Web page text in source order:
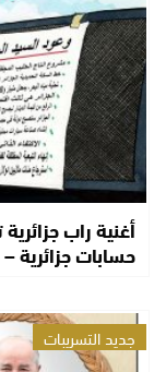
أغنية راب
حسابات
جديد التسريبات